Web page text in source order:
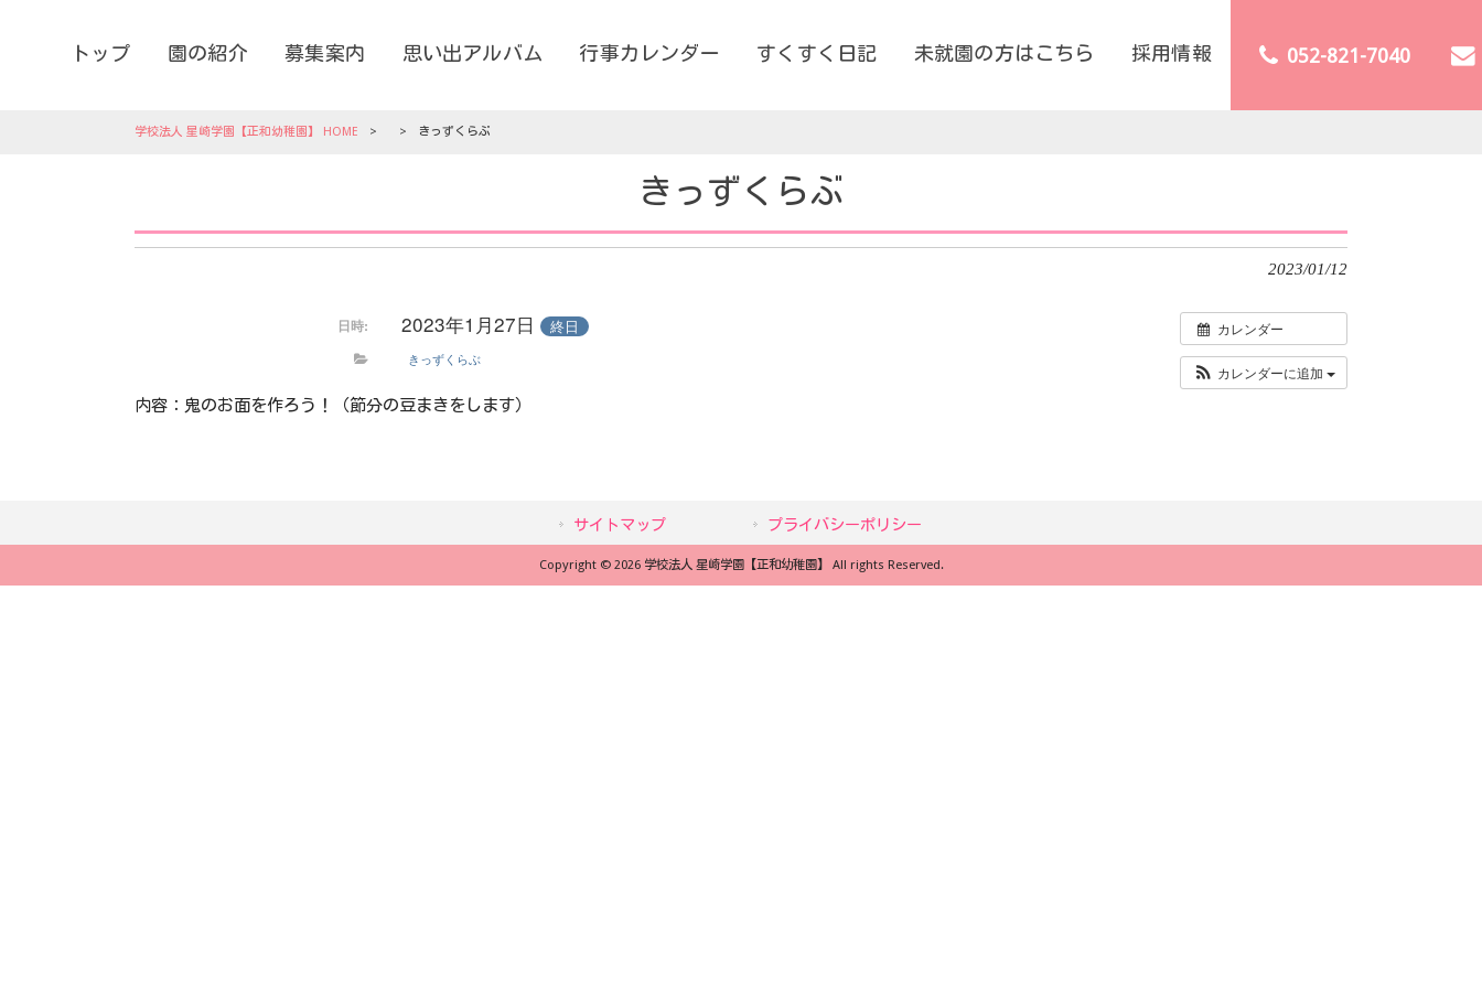
トップ 園の紹介 募集案内 思い出アルバム 行事カレンダー すくすく日記 未就園の方はこちら 採用情報 052-821-7040
学校法人 星崎学園【正和幼稚園】 HOME > > きっずくらぶ
きっずくらぶ
2023/01/12
カレンダー
カレンダーに追加
日時: 2023年1月27日 終日
きっずくらぶ
内容：鬼のお面を作ろう！（節分の豆まきをします）
サイトマップ プライバシーポリシー
Copyright © 2026 学校法人 星崎学園【正和幼稚園】 All rights Reserved.